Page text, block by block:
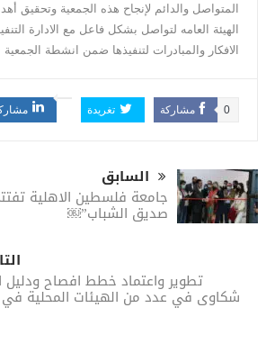
المتواصل والدائم لإنجاح هذه الجمعية وتحقيق
الهيئة العامه لتواصل بشكل فاعل مع الادارة
الافكار والمبادرات لتنفيذها ضمن انشطة الجمعية .
مشاركة 0 تغريدة
السابق
جامعة فلسطين الاهلية
صديق الشباب”￼
تطوير واعتماد خطط افصاح ودليل
شكاوى في عدد من الهيئات المحلية